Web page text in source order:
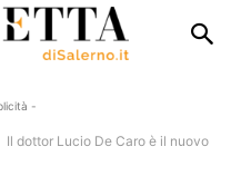
-
Il dottor Lucio De Caro è il nuovo